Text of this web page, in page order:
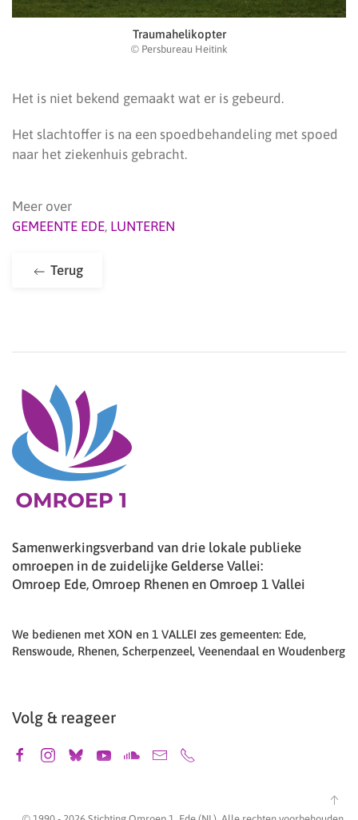
Traumahelikopter
© Persbureau Heitink
Het is niet bekend gemaakt wat er is gebeurd.
Het slachtoffer is na een spoedbehandeling met spoed
naar het ziekenhuis gebracht.
Meer over
GEMEENTE EDE, LUNTEREN
Terug
Samenwerkingsverband van drie lokale publieke
omroepen in de zuidelijke Gelderse Vallei:
Omroep Ede, Omroep Rhenen en Omroep 1 Vallei
We bedienen met XON en 1 VALLEI zes gemeenten: Ede,
Renswoude, Rhenen, Scherpenzeel, Veenendaal en Woudenberg
Volg & reageer